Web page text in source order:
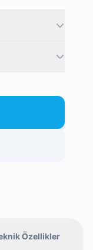
Özellikler